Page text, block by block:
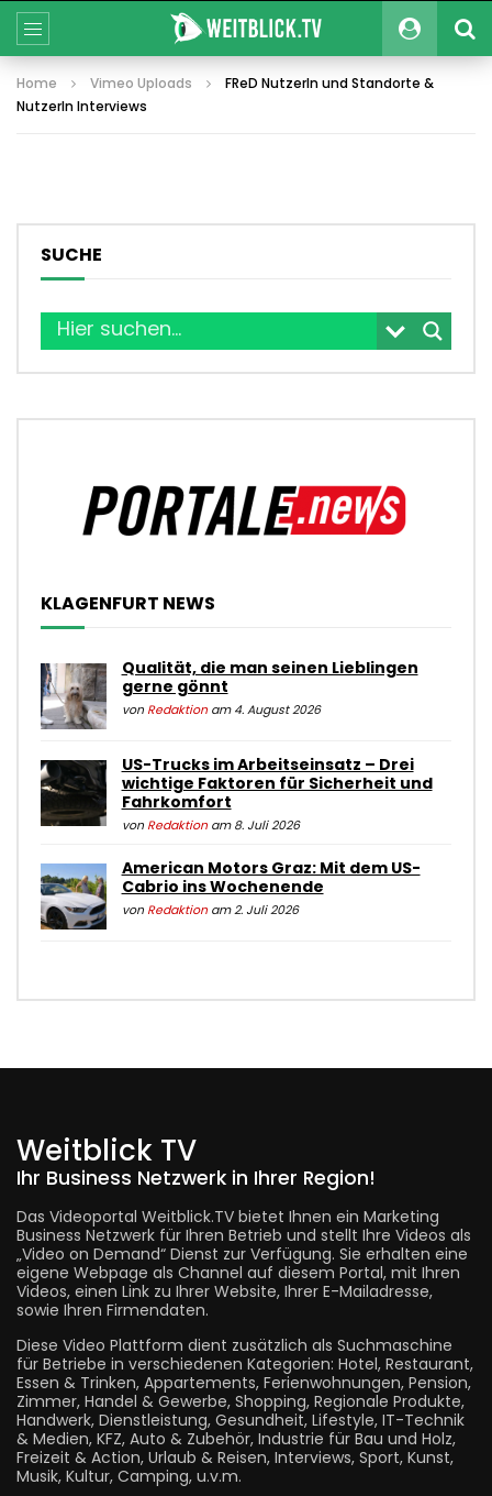
Home Vimeo Uploads
FReD NutzerIn und Standorte &
NutzerIn Interviews
SUCHE
KLAGENFURT NEWS
Qualität, die man seinen Lieblingen
gerne gönnt
von Redaktionam 4. August 2026
US-Trucks im Arbeitseinsatz – Drei
wichtige Faktoren für Sicherheit und
Fahrkomfort
von Redaktionam 8. Juli 2026
American Motors Graz: Mit dem US-
Cabrio ins Wochenende
von Redaktionam 2. Juli 2026
Weitblick TV
Ihr Business Netzwerk in Ihrer Region!
Das Videoportal Weitblick.TV bietet Ihnen ein Marketing
Business Netzwerk für Ihren Betrieb und stellt Ihre Videos als
„Video on Demand“ Dienst zur Verfügung. Sie erhalten eine
eigene Webpage als Channel auf diesem Portal, mit Ihren
Videos, einen Link zu Ihrer Website, Ihrer E-Mailadresse,
sowie Ihren Firmendaten.
Diese Video Plattform dient zusätzlich als Suchmaschine
für Betriebe in verschiedenen Kategorien: Hotel, Restaurant,
Essen & Trinken, Appartements, Ferienwohnungen, Pension,
Zimmer, Handel & Gewerbe, Shopping, Regionale Produkte,
Handwerk, Dienstleistung, Gesundheit, Lifestyle, IT-Technik
& Medien, KFZ, Auto & Zubehör, Industrie für Bau und Holz,
Freizeit & Action, Urlaub & Reisen, Interviews, Sport, Kunst,
Musik, Kultur, Camping, u.v.m.